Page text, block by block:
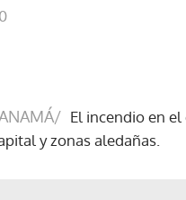
El incendio en
y zonas aledañas.